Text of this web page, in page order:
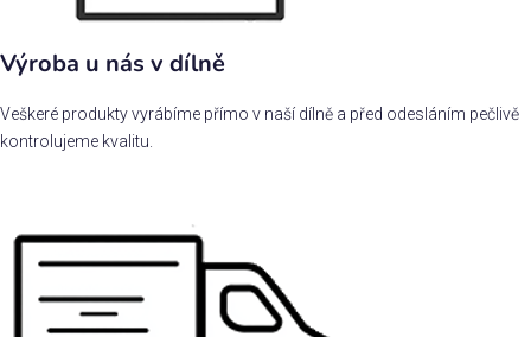
Výroba u nás v dílně
Veškeré produkty vyrábíme přímo v naší dílně a před odesláním pečlivě
kontrolujeme kvalitu.